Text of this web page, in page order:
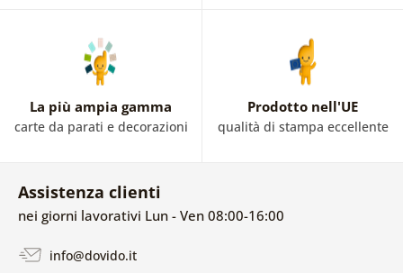
La più ampia gamma
carte da parati e decorazioni
Prodotto nell'UE
qualità di stampa eccellente
Assistenza clienti
nei giorni lavorativi Lun - Ven 08:00-16:00
info@dovido.it